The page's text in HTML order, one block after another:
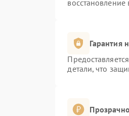
Гарантия
детали, что